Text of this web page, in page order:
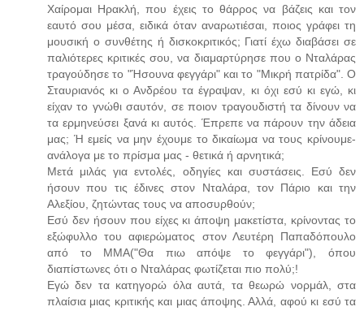
Χαίρομαι Ηρακλή, που έχεις το θάρρος να βάζεις και τον
εαυτό σου μέσα, ειδικά όταν αναρωτιέσαι, ποιος γράφει τη
μουσική ο συνθέτης ή δισκοκριτικός; Γιατί έχω διαβάσει σε
παλιότερες κριτικές σου, να διαμαρτύρησε που ο Νταλάρας
τραγούδησε το "Ήσουνα φεγγάρι" και το "Μικρή πατρίδα". Ο
Σταυριανός κι ο Ανδρέου τα έγραψαν, κι όχι εσύ κι εγώ, κι
είχαν το γνώθι σαυτόν, σε ποιον τραγουδιστή τα δίνουν να
τα ερμηνεύσει ξανά κι αυτός. Έπρεπε να πάρουν την άδεια
μας; Ή εμείς να μην έχουμε το δικαίωμα να τους κρίνουμε-
ανάλογα με το πρίσμα μας - θετικά ή αρνητικά;
Μετά μιλάς για εντολές, οδηγίες και συστάσεις. Εσύ δεν
ήσουν που τις έδινες στον Νταλάρα, τον Πάριο και την
Αλεξίου, ζητώντας τους να αποσυρθούν;
Εσύ δεν ήσουν που είχες κι άποψη μακετίστα, κρίνοντας το
εξώφυλλο του αφιερώματος στον Λευτέρη Παπαδόπουλο
από το ΜΜΑ("Θα πιω απόψε το φεγγάρι"), όπου
διαπίστωνες ότι ο Νταλάρας φωτίζεται πιο πολύ;!
Εγώ δεν τα κατηγορώ όλα αυτά, τα θεωρώ νορμάλ, στα
πλαίσια μιας κριτικής και μιας άποψης. Αλλά, αφού κι εσύ τα